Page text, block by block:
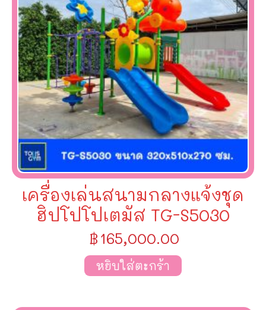
เครื่องเล่นสนามกลางแจ้งชุด
ฮิปโปโปเตมัส TG-S5030
฿165,000.00
หยิบใส่ตะกร้า